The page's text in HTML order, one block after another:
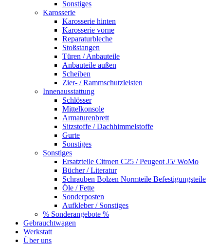
Sonstiges
Karosserie
Karosserie hinten
Karosserie vorne
Reparaturbleche
Stoßstangen
Türen / Anbauteile
Anbauteile außen
Scheiben
Zier- / Rammschutzleisten
Innenausstattung
Schlösser
Mittelkonsole
Armaturenbrett
Sitzstoffe / Dachhimmelstoffe
Gurte
Sonstiges
Sonstiges
Ersatzteile Citroen C25 / Peugeot J5/ WoMo
Bücher / Literatur
Schrauben Bolzen Normteile Befestigungsteile
Öle / Fette
Sonderposten
Aufkleber / Sonstiges
% Sonderangebote %
Gebrauchtwagen
Werkstatt
Über uns